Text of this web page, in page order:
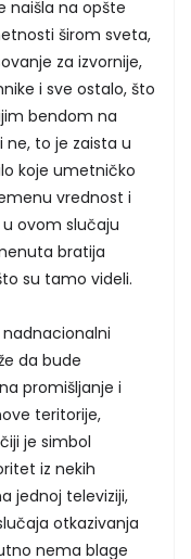
naišla na opšte
širom sveta,
za izvornije,
i sve ostalo, što
bendom na
ne, to je zaista u
koje umetničko
vrednost i
ovom slučaju
bratija
su tamo videli.
da bude
promišljanje i
teritorije,
je simbol
iz nekih
jednoj televiziji,
otkazivanja
nema blage